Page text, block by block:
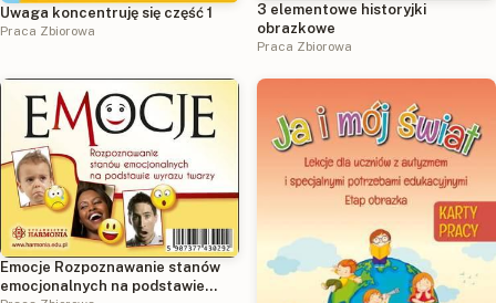
Uwaga koncentruję się część 1
Praca Zbiorowa
3 elementowe historyjki
obrazkowe
Praca Zbiorowa
Emocje Rozpoznawanie stanów
emocjonalnych na podstawie